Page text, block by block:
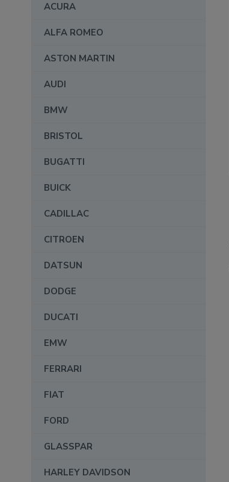
ACURA
ALFA ROMEO
ASTON MARTIN
AUDI
BMW
BRISTOL
BUGATTI
BUICK
CADILLAC
CITROEN
DATSUN
DODGE
DUCATI
EMW
FERRARI
FIAT
FORD
GLASSPAR
HARLEY DAVIDSON